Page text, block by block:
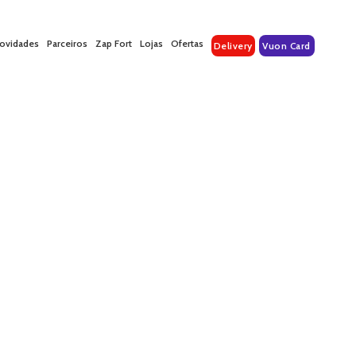
Parceiros Zap Fort Lojas Ofertas Delivery Vuon Card